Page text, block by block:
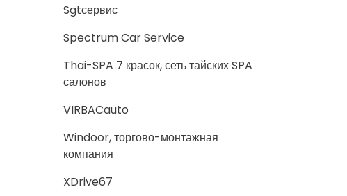
Sgtсервис
Spectrum Car Service
Thai-SPA 7 красок, сеть тайских SPA
салонов
VIRBACauto
Windoor, торгово-монтажная
компания
XDrive67